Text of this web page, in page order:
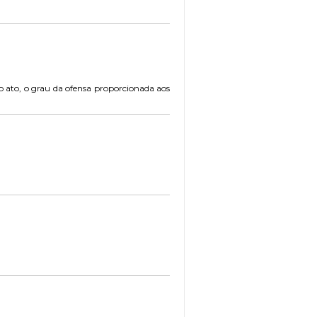
ato, o grau da ofensa proporcionada aos